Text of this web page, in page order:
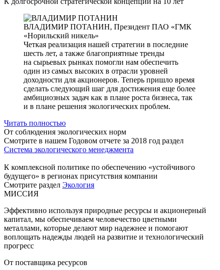
ВЛАДИМИР ПОТАНИН, Президент ПАО «ГМК
«Норильский никель»
Четкая реализация нашей стратегии в последние
шесть лет, а также благоприятные тренды
на сырьевых рынках помогли нам обеспечить
один из самых высоких в отрасли уровней
доходности для акционеров. Теперь пришло время
сделать следующий шаг для достижения еще более
амбициозных задач как в плане роста бизнеса, так
и в плане решения экологических проблем.
Читать полностью
От соблюдения экологических норм
Смотрите в нашем Годовом отчете за 2018 год раздел
Система экологического менеджмента
К комплексной политике по обеспечению «устойчивого
будущего» в регионах присутствия компании
Смотрите раздел Экология
МИССИЯ
Эффективно используя природные ресурсы и акционерный
капитал, мы обеспечиваем человечество цветными
металлами, которые делают мир надежнее и помогают
воплощать надежды людей на развитие и технологический
прогресс
От поставщика ресурсов